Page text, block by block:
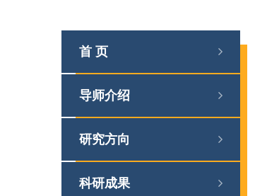
首 页
导师介绍
研究方向
科研成果